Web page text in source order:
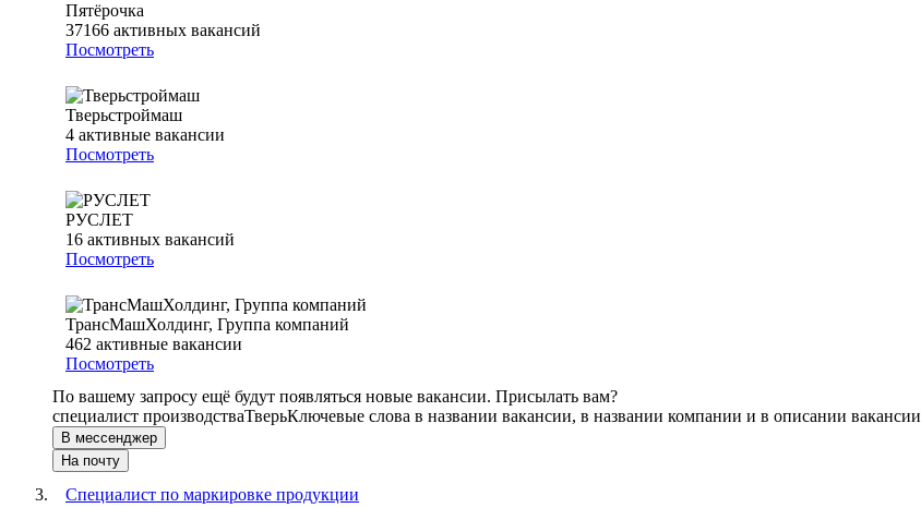
Пятёрочка
37166 активных вакансий
Посмотреть
Тверьстроймаш
4 активные вакансии
Посмотреть
РУСЛЕТ
16 активных вакансий
Посмотреть
ТрансМашХолдинг, Группа компаний
462 активные вакансии
Посмотреть
По вашему запросу ещё будут появляться новые вакансии. Присылать вам?
специалист производстваТверьКлючевые слова в названии вакансии, в названии компании и в описании вакансии
В мессенджер
На почту
Специалист по маркировке продукции